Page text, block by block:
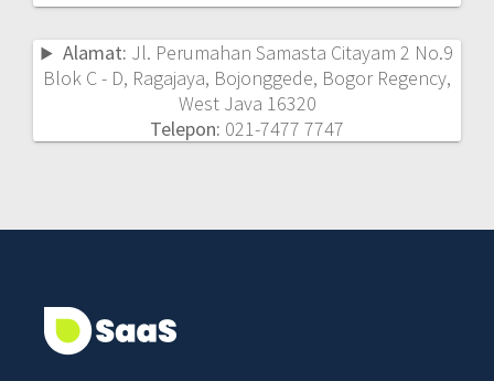
Alamat: Jl. Perumahan Samasta Citayam 2 No.9
Blok C - D, Ragajaya, Bojonggede, Bogor Regency,
West Java 16320
Telepon: 021-7477 7747